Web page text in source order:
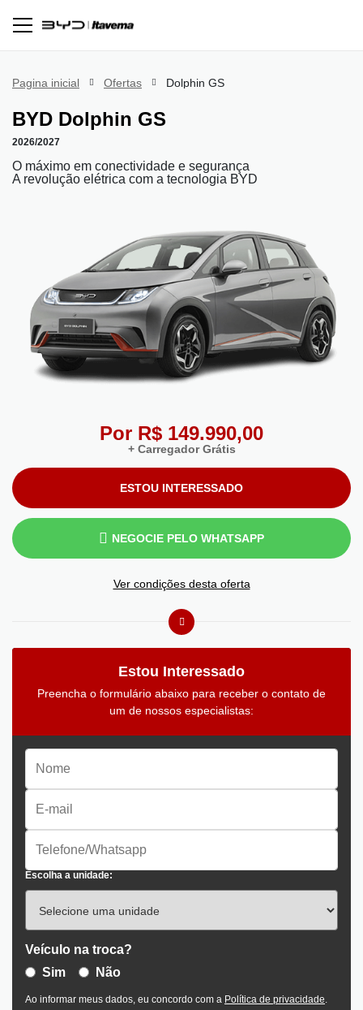
Pagina inicial Ofertas Dolphin GS
BYD Dolphin GS
2026/2027
Por R$ 149.990,00
+ Carregador Grátis
O máximo em conectividade e segurança
A revolução elétrica com a tecnologia BYD
ESTOU INTERESSADO
NEGOCIE PELO WHATSAPP
Ver condições desta oferta
Estou Interessado
Preencha o formulário abaixo para receber o contato de
um de nossos especialistas:
Escolha a unidade:
Veículo na troca?
Sim
Não
Ao informar meus dados, eu concordo com a Política de privacidade.